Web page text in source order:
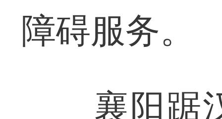
障碍服务。
襄阳踞汉